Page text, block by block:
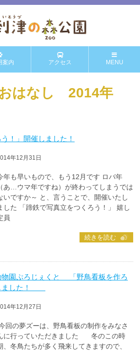
案内 アクセス MENU
おはなし 2014年
！」開催しました！
年12月31日
年も早いもので、もう12月です ロバ年
（あ…ウマ年ですね）が終わってしまうでは
いですか～ と、言うことで、開催いたし
した 「蹄鉄で写真立をつくろう！」 嬉し
員
続きを読む
園ぷろじぇくと 「野鳥看板を作ろ
ました！
年12月27日
回の夢ズーは、野鳥看板の制作をみなさ
に行っていただきました 冬のこの時
、冬鳥たちが多く飛来してきますので、